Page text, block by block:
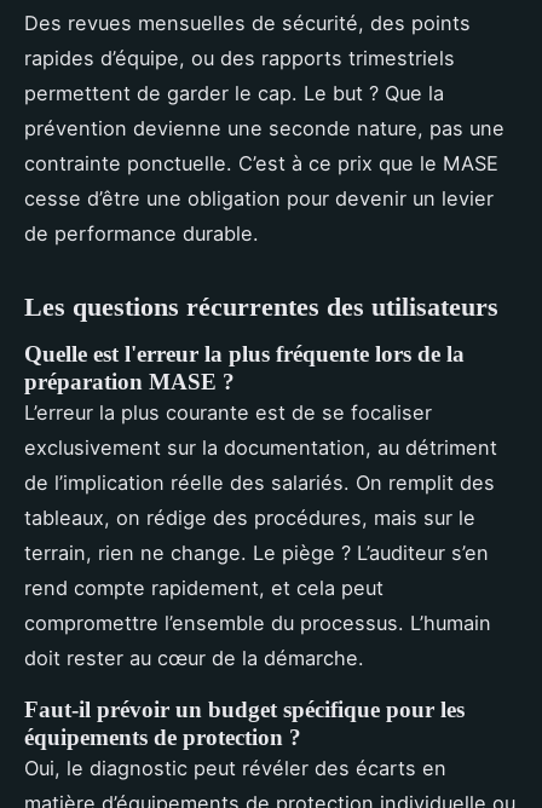
Des revues mensuelles de sécurité, des points
rapides d’équipe, ou des rapports trimestriels
permettent de garder le cap. Le but ? Que la
prévention devienne une seconde nature, pas une
contrainte ponctuelle. C’est à ce prix que le MASE
cesse d’être une obligation pour devenir un levier
de performance durable.
Les questions récurrentes des utilisateurs
Quelle est l'erreur la plus fréquente lors de la
préparation MASE ?
L’erreur la plus courante est de se focaliser
exclusivement sur la documentation, au détriment
de l’implication réelle des salariés. On remplit des
tableaux, on rédige des procédures, mais sur le
terrain, rien ne change. Le piège ? L’auditeur s’en
rend compte rapidement, et cela peut
compromettre l’ensemble du processus. L’humain
doit rester au cœur de la démarche.
Faut-il prévoir un budget spécifique pour les
équipements de protection ?
Oui, le diagnostic peut révéler des écarts en